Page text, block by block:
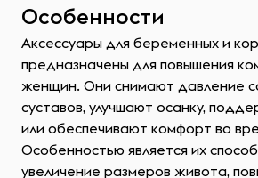
Особенности
Аксессуары для беременных и
предназначены для повышения
женщин. Они снимают давление
суставов, улучшают осанку,
или обеспечивают комфорт во
Особенностью является их
увеличение размеров живота,